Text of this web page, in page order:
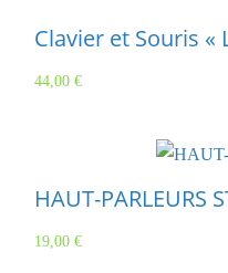
Clavier et Souris «
44,00 €
HAUT-PARLEURS
19,00 €